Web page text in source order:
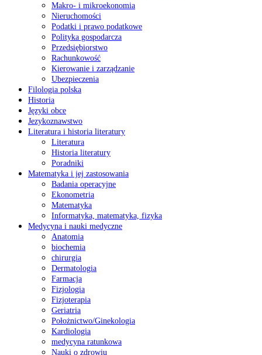
Makro- i mikroekonomia
Nieruchomości
Podatki i prawo podatkowe
Polityka gospodarcza
Przedsiębiorstwo
Rachunkowość
Kierowanie i zarządzanie
Ubezpieczenia
Filologia polska
Historia
Języki obce
Jezykoznawstwo
Literatura i historia literatury
Literatura
Historia literatury
Poradniki
Matematyka i jej zastosowania
Badania operacyjne
Ekonometria
Matematyka
Informatyka, matematyka, fizyka
Medycyna i nauki medyczne
Anatomia
biochemia
chirurgia
Dermatologia
Farmacja
Fizjologia
Fizjoterapia
Geriatria
Położnictwo/Ginekologia
Kardiologia
medycyna ratunkowa
Nauki o zdrowiu